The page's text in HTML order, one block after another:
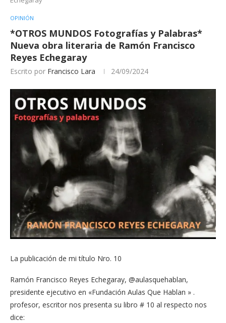
OPINIÓN
*OTROS MUNDOS Fotografías y Palabras*
Nueva obra literaria de Ramón Francisco
Reyes Echegaray
Escrito por Francisco Lara 24/09/2024
La publicación de mi título Nro. 10
Ramón Francisco Reyes Echegaray, @aulasquehablan,
presidente ejecutivo en «Fundación Aulas Que Hablan » .
profesor, escritor nos presenta su libro # 10 al respecto nos
dice: